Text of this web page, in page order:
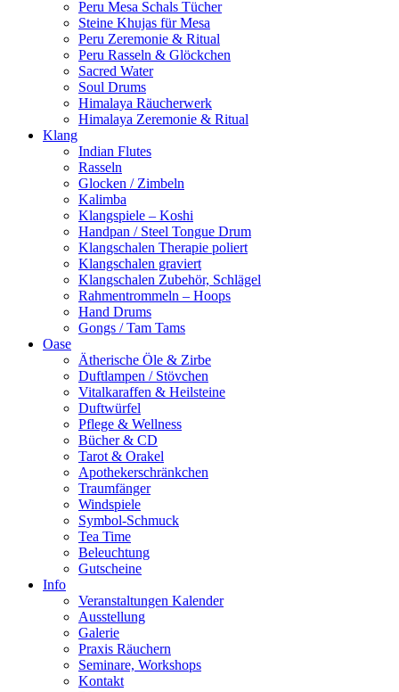
Peru Mesa Schals Tücher
Steine Khujas für Mesa
Peru Zeremonie & Ritual
Peru Rasseln & Glöckchen
Sacred Water
Soul Drums
Himalaya Räucherwerk
Himalaya Zeremonie & Ritual
Klang
Indian Flutes
Rasseln
Glocken / Zimbeln
Kalimba
Klangspiele – Koshi
Handpan / Steel Tongue Drum
Klangschalen Therapie poliert
Klangschalen graviert
Klangschalen Zubehör, Schlägel
Rahmentrommeln – Hoops
Hand Drums
Gongs / Tam Tams
Oase
Ätherische Öle & Zirbe
Duftlampen / Stövchen
Vitalkaraffen & Heilsteine
Duftwürfel
Pflege & Wellness
Bücher & CD
Tarot & Orakel
Apothekerschränkchen
Traumfänger
Windspiele
Symbol-Schmuck
Tea Time
Beleuchtung
Gutscheine
Info
Veranstaltungen Kalender
Ausstellung
Galerie
Praxis Räuchern
Seminare, Workshops
Kontakt